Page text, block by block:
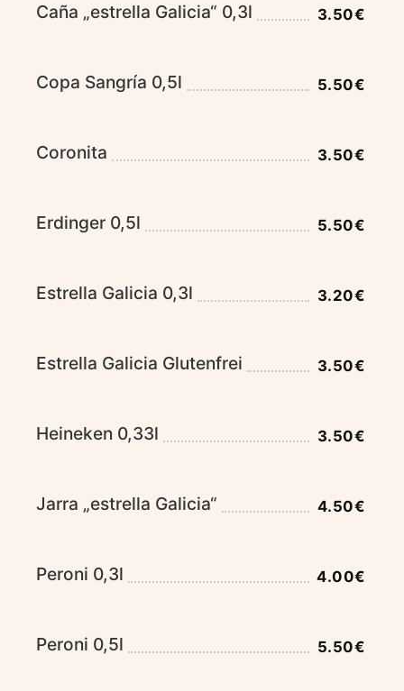
Caña „estrella Galicia“ 0,3l 3.50€
Copa Sangría 0,5l 5.50€
Coronita 3.50€
Erdinger 0,5l 5.50€
Estrella Galicia 0,3l 3.20€
Estrella Galicia Glutenfrei 3.50€
Heineken 0,33l 3.50€
Jarra „estrella Galicia“ 4.50€
Peroni 0,3l 4.00€
Peroni 0,5l 5.50€